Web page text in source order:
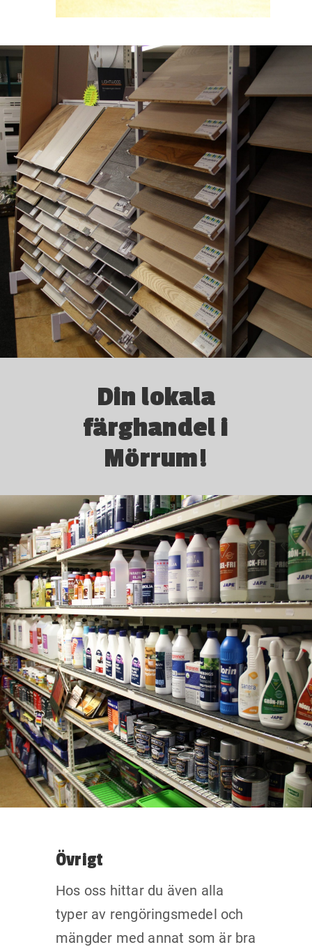
Din lokala
färghandel i
Mörrum!
Övrigt
Hos oss hittar du även alla
typer av rengöringsmedel och
mängder med annat som är bra